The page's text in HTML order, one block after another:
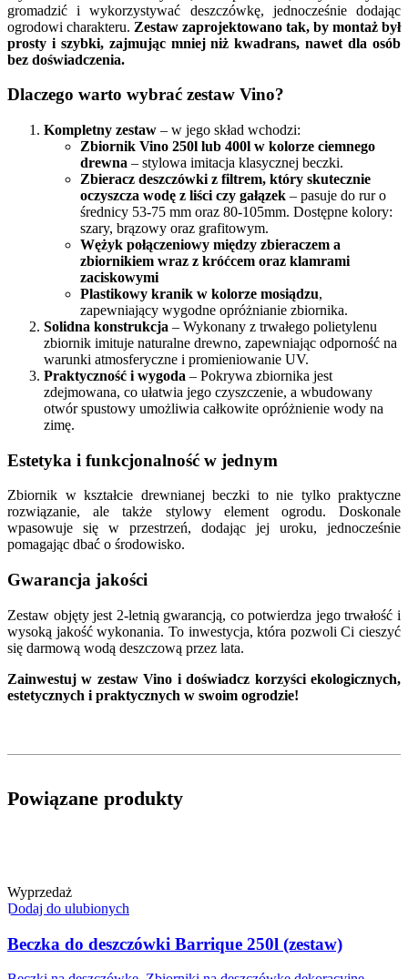
gromadzić i wykorzystywać deszczówkę, jednocześnie dodając
ogrodowi charakteru. Zestaw zaprojektowano tak, by montaż był
prosty i szybki, zajmując mniej niż kwadrans, nawet dla osób
bez doświadczenia.
Dlaczego warto wybrać zestaw Vino?
Kompletny zestaw – w jego skład wchodzi:
Zbiornik Vino 250l lub 400l w kolorze ciemnego
drewna – stylowa imitacja klasycznej beczki.
Zbieracz deszczówki z filtrem, który skutecznie
oczyszcza wodę z liści czy gałązek – pasuje do rur o
średnicy 53-75 mm oraz 80-105mm. Dostępne kolory:
szary, brązowy oraz grafitowym.
Wężyk połączeniowy między zbieraczem a
zbiornikiem wraz z króćcem oraz klamrami
zaciskowymi
Plastikowy kranik w kolorze mosiądzu,
zapewniający wygodne opróżnianie zbiornika.
Solidna konstrukcja – Wykonany z trwałego polietylenu
zbiornik imituje naturalne drewno, zapewniając odporność na
warunki atmosferyczne i promieniowanie UV.
Praktyczność i wygoda – Pokrywa zbiornika jest
zdejmowana, co ułatwia jego czyszczenie, a wbudowany
otwór spustowy umożliwia całkowite opróżnienie wody na
zimę.
Estetyka i funkcjonalność w jednym
Zbiornik w kształcie drewnianej beczki to nie tylko praktyczne
rozwiązanie, ale także stylowy element ogrodu. Doskonale
wpasowuje się w przestrzeń, dodając jej uroku, jednocześnie
pomagając dbać o środowisko.
Gwarancja jakości
Zestaw objęty jest 2-letnią gwarancją, co potwierdza jego trwałość i
wysoką jakość wykonania. To inwestycja, która pozwoli Ci cieszyć
się darmową wodą deszczową przez lata.
Zainwestuj w zestaw Vino i doświadcz korzyści ekologicznych,
estetycznych i praktycznych w swoim ogrodzie!
Powiązane produkty
Wyprzedaż
Dodaj do ulubionych
Beczka do deszczówki Barrique 250l (zestaw)